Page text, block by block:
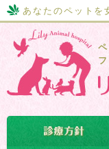
あなたのペットを